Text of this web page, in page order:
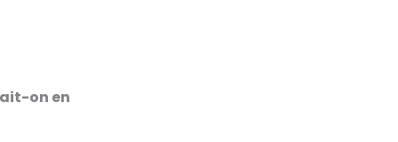
on en